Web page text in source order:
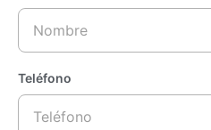
Teléfono